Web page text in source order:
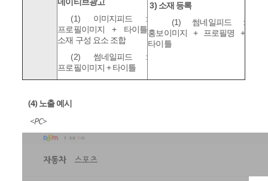
(1) 이미지피드 :
프로필이미지 + 타이틀
소재 구성 요소 조합
(2) 썸네일피드 :
프로필이미지 + 타이틀
3) 소재 등록
(1) 썸네일피드 :
홍보이미지 + 프로필명 +
타이틀
(4) 노출 예시
<PC>